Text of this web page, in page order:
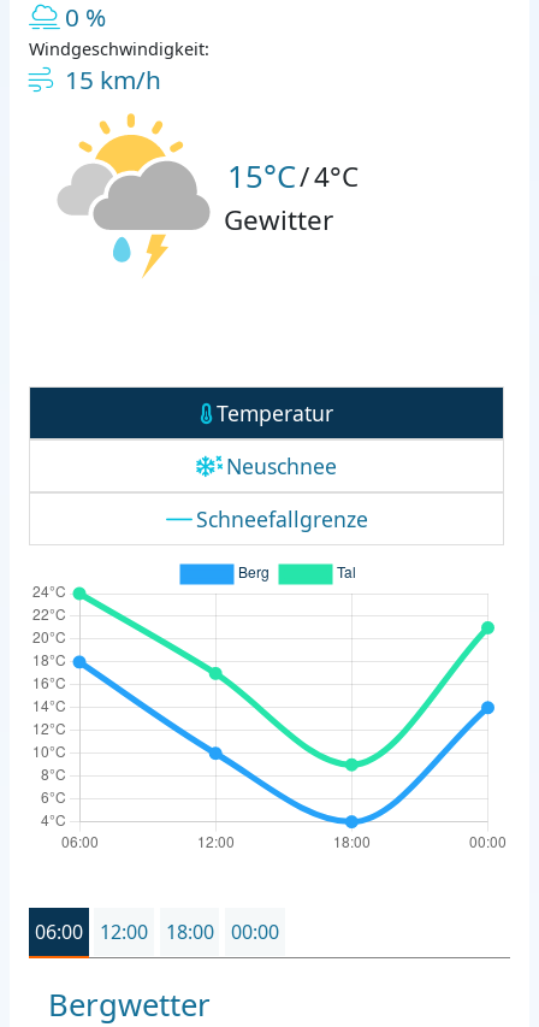
0 %
Windgeschwindigkeit:
15 km/h
15°C/4°C
Gewitter
Temperatur
Neuschnee
Schneefallgrenze
06:00 12:00 18:00 00:00
Bergwetter